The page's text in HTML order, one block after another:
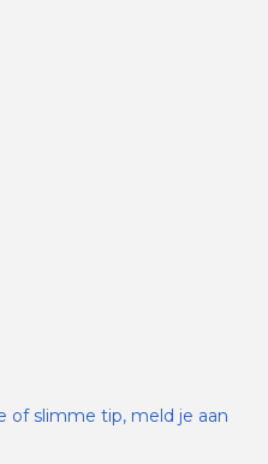
of slimme tip, meld je aan